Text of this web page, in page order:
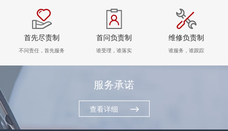
外营销中心，490多家服
务代理商，44家船电销
服一体代理商，1500多
个服务网点
了解更多
获取更多帮助
联系我们
订购咨询
销售服务热线：
24小时售后服务热线：
首先尽责制
不问责任，首先服务
首问负责制
谁受理，谁落实
维修负责制
谁服务，谁跟踪
服务承诺
查看详细